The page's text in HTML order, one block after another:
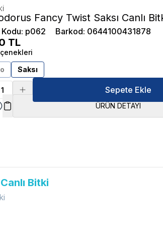
Fancy Twist Saksı Canlı
: p062 Barkod: 0644100431878
TL
Saksı
Sepete Ekle
ÜRÜN DETAYI
Bitki